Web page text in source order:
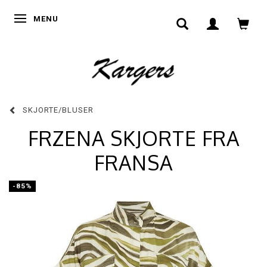
SKIFTE NAVIGATION
MENU
SKJORTE/BLUSER
FRZENA SKJORTE FRA
FRANSA
-85%